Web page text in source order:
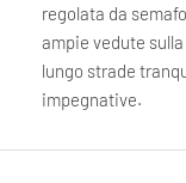
regolata da
ampie vedute
lungo strade
impegnative.